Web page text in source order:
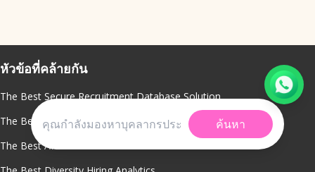
ค้นหา
หัวข้อที่คล้ายกัน
The Best Secure Recruitment Database Solution
The Best Recruiter Productivity Metrics
The Best AI Chatbot For Recruitment